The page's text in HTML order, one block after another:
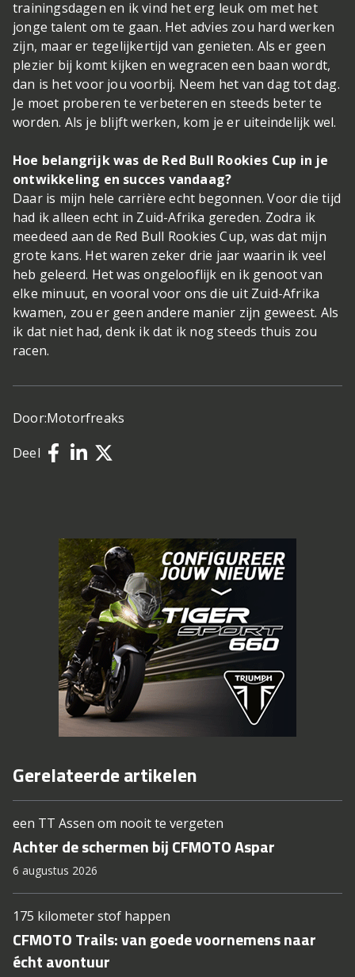
trainingsdagen en ik vind het erg leuk om met het
jonge talent om te gaan. Het advies zou hard werken
zijn, maar er tegelijkertijd van genieten. Als er geen
plezier bij komt kijken en wegracen een baan wordt,
dan is het voor jou voorbij. Neem het van dag tot dag.
Je moet proberen te verbeteren en steeds beter te
worden. Als je blijft werken, kom je er uiteindelijk wel.
Hoe belangrijk was de Red Bull Rookies Cup in je
ontwikkeling en succes vandaag?
Daar is mijn hele carrière echt begonnen. Voor die tijd
had ik alleen echt in Zuid-Afrika gereden. Zodra ik
meedeed aan de Red Bull Rookies Cup, was dat mijn
grote kans. Het waren zeker drie jaar waarin ik veel
heb geleerd. Het was ongelooflijk en ik genoot van
elke minuut, en vooral voor ons die uit Zuid-Afrika
kwamen, zou er geen andere manier zijn geweest. Als
ik dat niet had, denk ik dat ik nog steeds thuis zou
racen.
Door:Motorfreaks
Deel
Gerelateerde artikelen
een TT Assen om nooit te vergeten
Achter de schermen bij CFMOTO Aspar
6 augustus 2026
175 kilometer stof happen
CFMOTO Trails: van goede voornemens naar
écht avontuur